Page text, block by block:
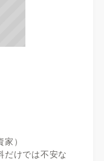
）
だけでは不安な